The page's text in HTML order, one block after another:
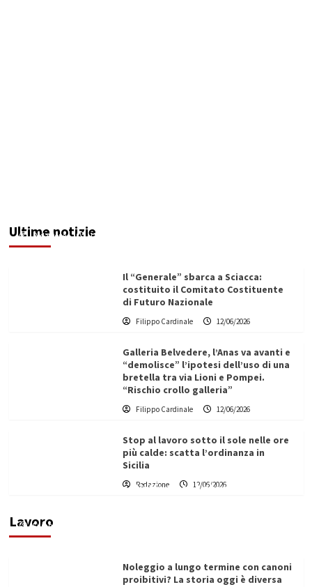
Ultime notizie
Redazione 12/06/2026
Il “Generale” sbarca a Sciacca:
costituito il Comitato Costituente
di Futuro Nazionale
Filippo Cardinale 12/06/2026
Galleria Belvedere, l’Anas va avanti e
“demolisce” l’ipotesi dell’uso di una
bretella tra via Lioni e Pompei.
“Rischio crollo galleria”
Filippo Cardinale 12/06/2026
Stop al lavoro sotto il sole nelle ore
più calde: scatta l’ordinanza in
Sicilia
Redazione 12/06/2026
Lavoro
Vino in Italia: il giro d’affari contribuisce
Filippo Cardinale
Noleggio a lungo termine con canoni
proibitivi? La storia oggi è diversa